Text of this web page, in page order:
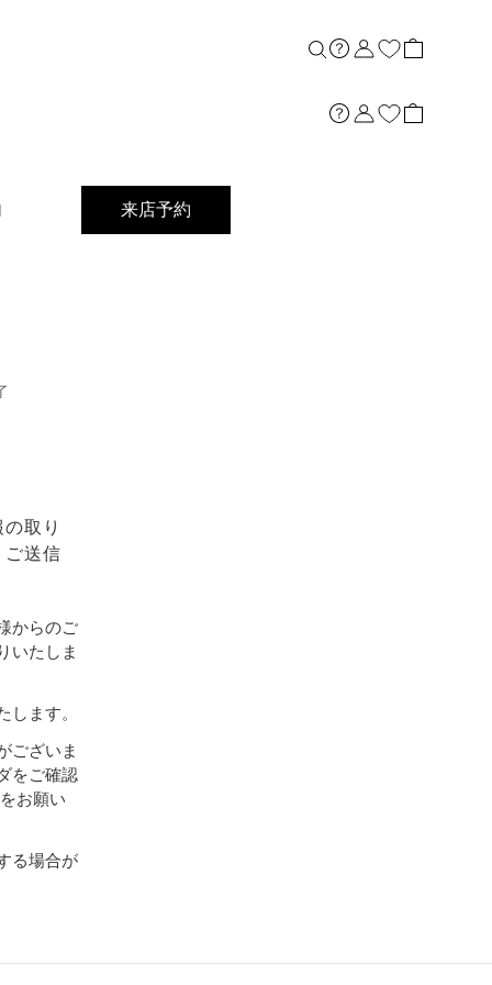
店舗案内
来店予約
の取り
ご送信
からのご
いたしま
します。
ございま
をご確認
お願い
る場合が